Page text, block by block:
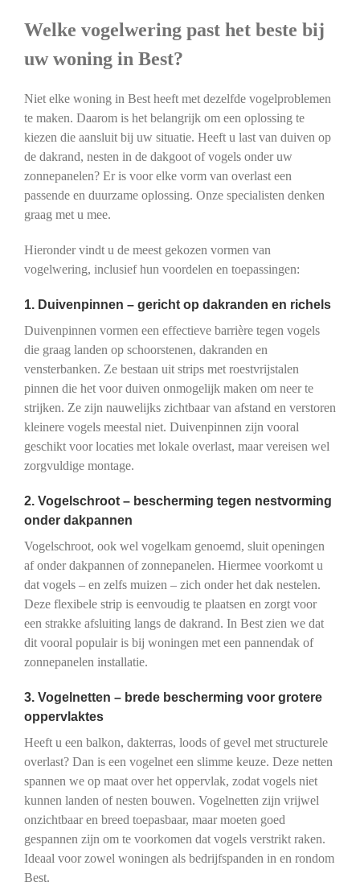
Welke vogelwering past het beste bij
uw woning in Best?
Niet elke woning in Best heeft met dezelfde vogelproblemen
te maken. Daarom is het belangrijk om een oplossing te
kiezen die aansluit bij uw situatie. Heeft u last van duiven op
de dakrand, nesten in de dakgoot of vogels onder uw
zonnepanelen? Er is voor elke vorm van overlast een
passende en duurzame oplossing. Onze specialisten denken
graag met u mee.
Hieronder vindt u de meest gekozen vormen van
vogelwering, inclusief hun voordelen en toepassingen:
1. Duivenpinnen – gericht op dakranden en richels
Duivenpinnen vormen een effectieve barrière tegen vogels
die graag landen op schoorstenen, dakranden en
vensterbanken. Ze bestaan uit strips met roestvrijstalen
pinnen die het voor duiven onmogelijk maken om neer te
strijken. Ze zijn nauwelijks zichtbaar van afstand en verstoren
kleinere vogels meestal niet. Duivenpinnen zijn vooral
geschikt voor locaties met lokale overlast, maar vereisen wel
zorgvuldige montage.
2. Vogelschroot – bescherming tegen nestvorming
onder dakpannen
Vogelschroot, ook wel vogelkam genoemd, sluit openingen
af onder dakpannen of zonnepanelen. Hiermee voorkomt u
dat vogels – en zelfs muizen – zich onder het dak nestelen.
Deze flexibele strip is eenvoudig te plaatsen en zorgt voor
een strakke afsluiting langs de dakrand. In Best zien we dat
dit vooral populair is bij woningen met een pannendak of
zonnepanelen installatie.
3. Vogelnetten – brede bescherming voor grotere
oppervlaktes
Heeft u een balkon, dakterras, loods of gevel met structurele
overlast? Dan is een vogelnet een slimme keuze. Deze netten
spannen we op maat over het oppervlak, zodat vogels niet
kunnen landen of nesten bouwen. Vogelnetten zijn vrijwel
onzichtbaar en breed toepasbaar, maar moeten goed
gespannen zijn om te voorkomen dat vogels verstrikt raken.
Ideaal voor zowel woningen als bedrijfspanden in en rondom
Best.